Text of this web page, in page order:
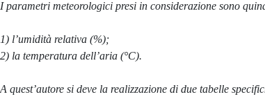
I parametri meteorologici presi in considerazione sono
1) l’umidità relativa (%);
2) la temperatura dell’aria (°C).
A quest’autore si deve la realizzazione di due tabelle